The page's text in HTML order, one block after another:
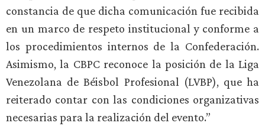
constancia de que dicha comunicación fue recibida
en un marco de respeto institucional y conforme a
los procedimientos internos de la Confederación.
Asimismo, la CBPC reconoce la posición de la Liga
Venezolana de Béisbol Profesional (LVBP), que ha
reiterado contar con las condiciones organizativas
necesarias para la realización del evento.”